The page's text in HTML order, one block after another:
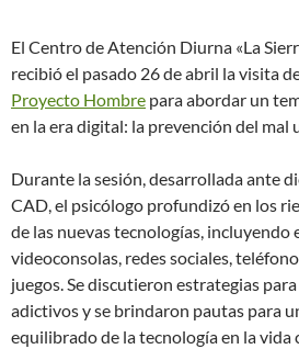
El Centro de Atención Diurna «La
recibió el pasado 26 de abril la visita
Proyecto Hombre para abordar un
en la era digital: la prevención del mal
Durante la sesión, desarrollada ante
CAD, el psicólogo profundizó en los
de las nuevas tecnologías, incluyendo
videoconsolas, redes sociales,
juegos. Se discutieron estrategias
adictivos y se brindaron pautas para
equilibrado de la tecnología en la vida